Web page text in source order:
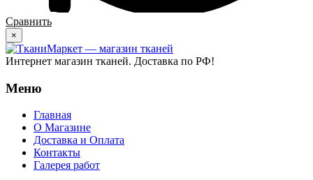
Сравнить
×
Интернет магазин тканей. Доставка по РФ!
Меню
Главная
О Магазине
Доставка и Оплата
Контакты
Галерея работ